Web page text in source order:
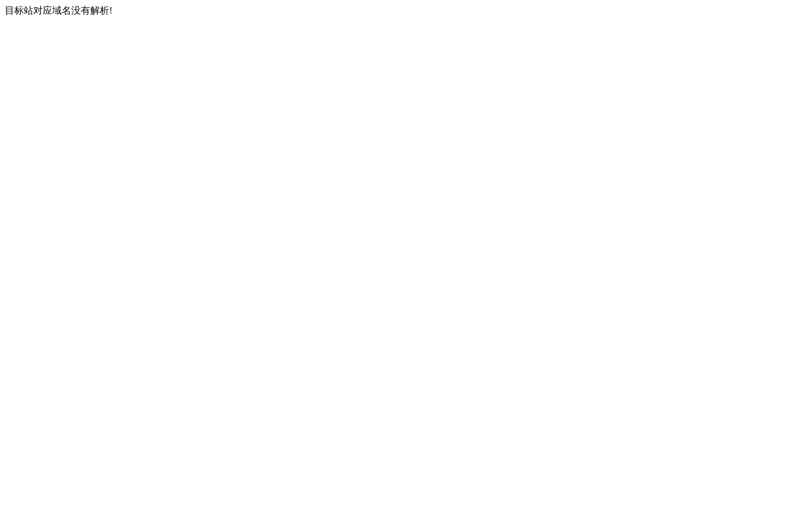
目标站对应域名没有解析!